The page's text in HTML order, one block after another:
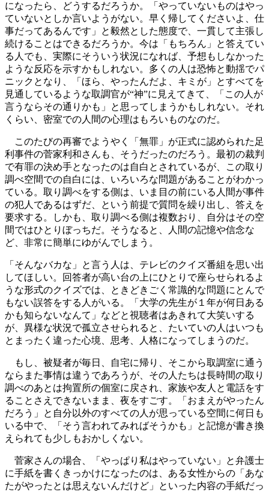
になったら、どうするだろうか。「やっていないものはやっ
ていないとしか言いようがない。早く帰してくださいよ、仕
事だってあるんです」と毅然とした態度で、一貫して主張し
続けることはできるだろうか。今は「もちろん」と答えてい
る人でも、実際にそういう状況になれば、予想もしなかった
ような反応を示すかもしれない。多くの人は恐怖と動揺でパ
ニックとなり、「ほら、やったんだよ、キミが」とすべてを
見通しているような取調官が“神”に見えてきて、「この人が
言うならその通りかも」と思ってしまうかもしれない。それ
くらい、密室での人間の心理はもろいものなのだ。
このたびの再審でようやく「無罪」が正式に認められた足
利事件の菅家利和さんも、そうだったのだろう。最初の裁判
で有罪の決め手となったのは自白とされているが、この取り
調べ空間での自白には、いろいろな問題があることがわかっ
ている。取り調べをする側は、いま目の前にいる人間が事件
の犯人であるはずだ、という前提で質問を繰り出し、答えを
要求する。しかも、取り調べる側は複数おり、自分はその空
間ではひとりぼっちだ。そうなると、人間の記憶や信念な
ど、非常に簡単にゆがんでしまう。
「そんなバカな」と言う人は、テレビのクイズ番組を思い出
してほしい。回答者が高い台の上にひとりで座らせられるよ
うな形式のクイズでは、ときどきごく常識的な問題にとんで
もない誤答をする人がいる。「大学の先生が１年が何日ある
かも知らないなんて」などと視聴者はあきれて大笑いする
が、異様な状況で孤立させられると、たいていの人はいつも
とまったく違った心境、思考、人格になってしまうのだ。
もし、被疑者が毎日、自宅に帰り、そこから取調室に通う
ならまた事情は違うであろうが、その人たちは長時間の取り
調べのあとは拘置所の個室に戻され、家族や友人と電話をす
ることさえできないまま、夜をすごす。「おまえがやったん
だろう」と自分以外のすべての人が思っている空間に何日も
いる中で、「そう言われてみればそうかも」と記憶が書き換
えられても少しもおかしくない。
菅家さんの場合、「やっぱり私はやっていない」と弁護士
に手紙を書くきっかけになったのは、ある女性からの「あな
たがやったとは思えないんだけど」といった内容の手紙だっ